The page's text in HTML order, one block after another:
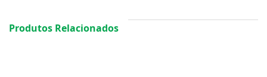
Produtos Relacionados